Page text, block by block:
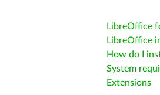
LibreOffice
LibreOffice
How do I
System
Extensions